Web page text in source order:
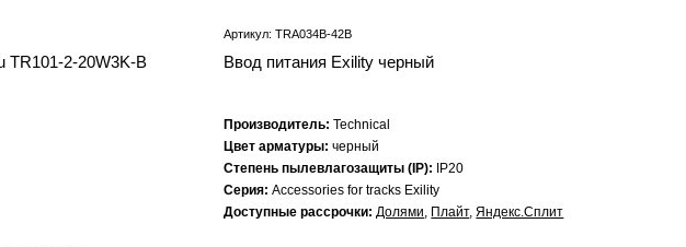
TR101-2-20W3K-B
Артикул: TRA034B-42B
Ввод питания Exility черный
Производитель:Technical
Цвет арматуры:черный
Степень пылевлагозащиты (IP):
IP20
Серия:Accessories for tracks Exility
Доступные рассрочки:Долями, Плайт,Яндекс.Сплит